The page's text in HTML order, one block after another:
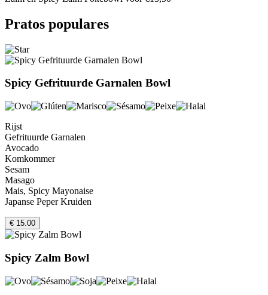
Pratos populares
Spicy Gefrituurde Garnalen Bowl
Rijst
Gefrituurde Garnalen
Avocado
Komkommer
Sesam
Masago
Mais, Spicy Mayonaise
Japanse Peper Kruiden
€ 15.00
Spicy Zalm Bowl